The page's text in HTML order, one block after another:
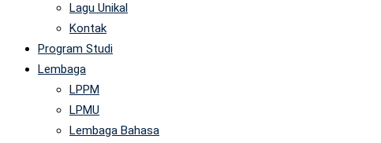
Lagu Unikal
Kontak
Program Studi
Lembaga
LPPM
LPMU
Lembaga Bahasa